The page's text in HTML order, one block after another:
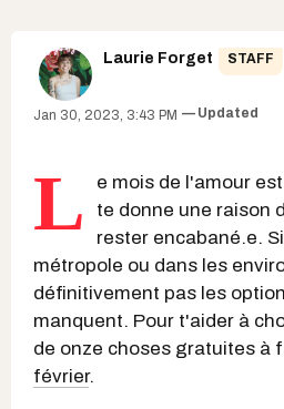
Laurie Forget STAFF
Jan 30, 2023, 3:43 PM Updated
L
e mois de l'amour
te donne une raison
rester encabané.e.
métropole ou dans les
définitivement pas les
manquent. Pour t'aider à
de onze choses gratuites à
février.